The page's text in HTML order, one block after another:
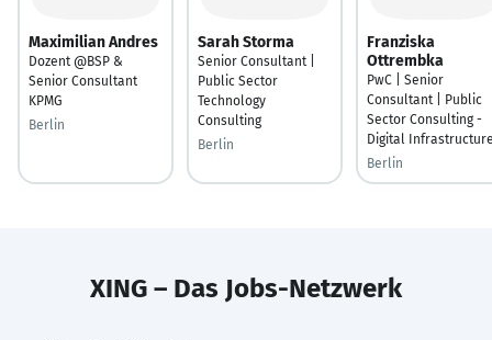
Maximilian Andres
Dozent @BSP &
Senior Consultant
KPMG
Berlin
Sarah Storma
Senior Consultant |
Public Sector
Technology
Consulting
Berlin
Franziska
Ottrembka
PwC | Senior
Consultant | Public
Sector Consulting -
Digital
Berlin
XING – Das Jobs-Netzwerk